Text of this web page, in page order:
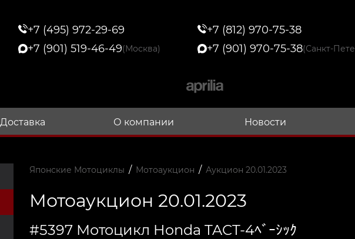
+7 (495) 972-29-69
+7 (901) 519-46-49(Москва)
+7 (812) 970-75-38
+7 (901) 970-75-38(Санкт-
Доставка О компании Новости
Японские Мотоциклы / Мотоаукцион / Аукцион 20.01.2023
Мотоаукцион 20.01.2023
#5397 Мотоцикл Honda TACT-4ﾍﾞｰｼｯｸ